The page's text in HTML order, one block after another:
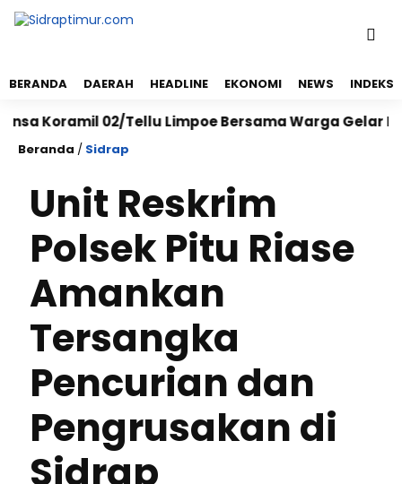
BERANDA DAERAH HEADLINE EKONOMI NEWS INDEKS
02/Tellu Limpoe Bersama Warga Gelar Karya
Beranda / Sidrap
Unit Reskrim
Polsek Pitu Riase
Amankan
Tersangka
Pencurian dan
Pengrusakan di
Sidrap